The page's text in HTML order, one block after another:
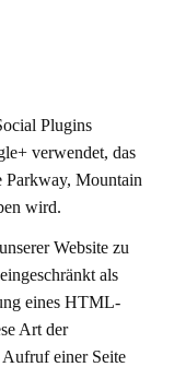
Plugins
verwendet, das
Mountain
wird.
Website zu
als
eines HTML-
Art der
einer Seite